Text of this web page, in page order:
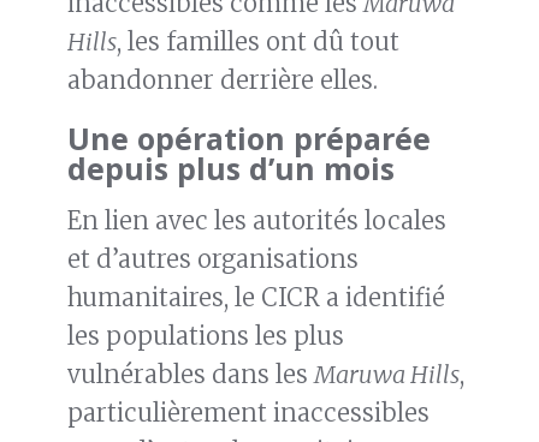
Hills, les familles ont dû tout
abandonner derrière elles.
Une opération préparée
depuis plus d’un mois
En lien avec les autorités locales
et d’autres organisations
humanitaires, le CICR a identifié
les populations les plus
vulnérables dans lesMaruwa Hills,
particulièrement inaccessibles